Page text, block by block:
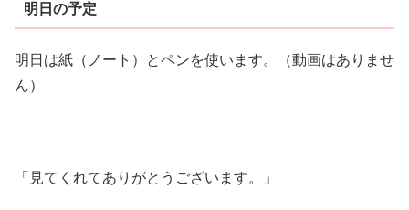
明日の予定
明日は紙（ノート）とペンを使います。（動画はありませ
ん）
「見てくれてありがとうございます。」